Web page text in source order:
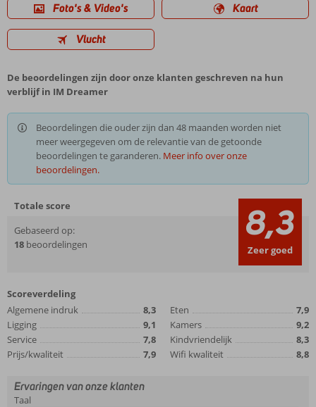
Foto's & Video's Kaart
Vlucht
De beoordelingen zijn door onze klanten geschreven na hun
verblijf in IM Dreamer
Beoordelingen die ouder zijn dan 48 maanden worden niet
meer weergegeven om de relevantie van de getoonde
beoordelingen te garanderen. Meer info over onze
beoordelingen.
Totale score
Gebaseerd op:
18 beoordelingen 8,3
Zeer goed
Scoreverdeling
Algemene indruk
8,3
Ligging
9,1
Service
7,8
Prijs/kwaliteit
7,9
Eten
7,9
Kamers
9,2
Kindvriendelijk
8,3
Wifi kwaliteit
8,8
Ervaringen van onze klanten
Taal